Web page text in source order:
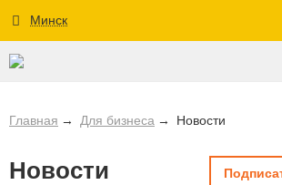
Минск
Главная Для бизнеса Новости
Новости